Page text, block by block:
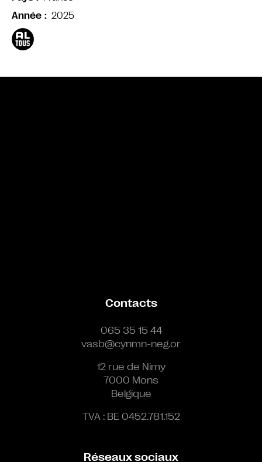
Année
2025
Contacts
065 35 15 44
vasb@cynmn-neg.or
12 rue de Nimy
7000 Mons
Belgique
TVA : BE 0452.781.152
Réseaux sociaux